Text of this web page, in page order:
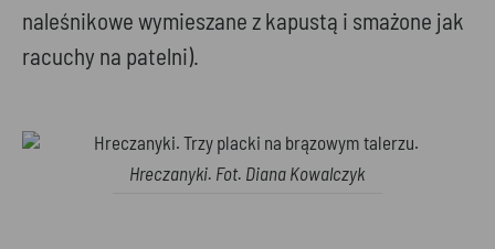
naleśnikowe wymieszane z kapustą i smażone jak
racuchy na patelni).
Hreczanyki. Fot. Diana Kowalczyk